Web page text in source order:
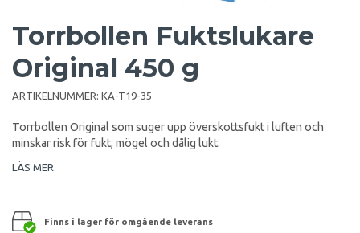
Torrbollen Fuktslukare
Original 450 g
ARTIKELNUMMER: KA-T19-35
Torrbollen Original som suger upp överskottsfukt i luften och
minskar risk för fukt, mögel och dålig lukt.
LÄS MER
Finns i lager för omgående leverans